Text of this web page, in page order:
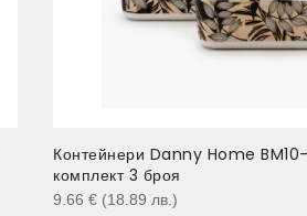
Контейнери Danny Home
комплект 3 броя
9.66 € (18.89 лв. )